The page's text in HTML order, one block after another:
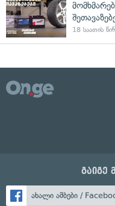
18 საათის წინ
გაიგე
ახალი ამბები /